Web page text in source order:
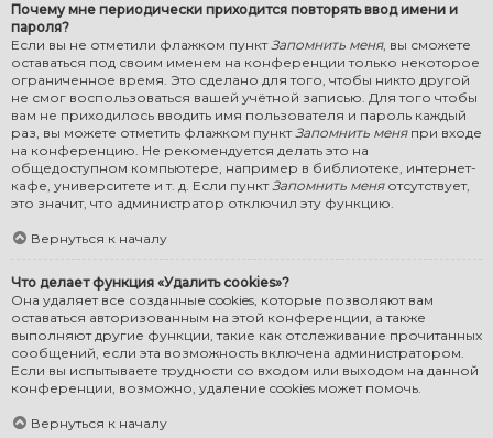
Почему мне периодически приходится повторять ввод имени и
пароля?
Если вы не отметили флажком пунктЗапомнить меня, вы сможете
оставаться под своим именем на конференции только некоторое
ограниченное время. Это сделано для того, чтобы никто другой
не смог воспользоваться вашей учётной записью. Для того чтобы
вам не приходилось вводить имя пользователя и пароль каждый
раз, вы можете отметить флажком пунктЗапомнить меняпри входе
на конференцию. Не рекомендуется делать это на
общедоступном компьютере, например в библиотеке, интернет-
кафе, университете и т. д. Если пунктЗапомнить меняотсутствует,
это значит, что администратор отключил эту функцию.
Вернуться к началу
Что делает функция «Удалить cookies»?
Она удаляет все созданные cookies, которые позволяют вам
оставаться авторизованным на этой конференции, а также
выполняют другие функции, такие как отслеживание прочитанных
сообщений, если эта возможность включена администратором.
Если вы испытываете трудности со входом или выходом на данной
конференции, возможно, удаление cookies может помочь.
Вернуться к началу